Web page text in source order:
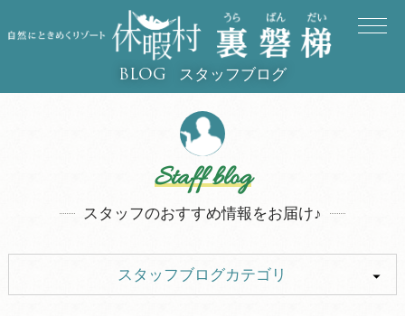
BLOG スタッフブログ
Staff blog
スタッフのおすすめ情報をお届け♪
スタッフブログカテゴリ